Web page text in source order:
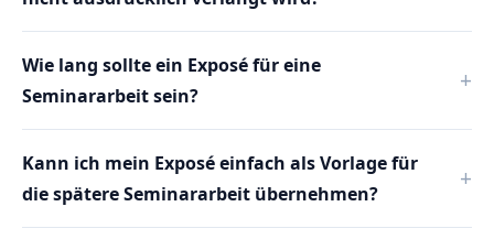
Wie lang sollte ein Exposé für eine
Seminararbeit sein?
Kann ich mein Exposé einfach als Vorlage für
die spätere Seminararbeit übernehmen?